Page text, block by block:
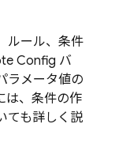
ルール、条件
Config バ
ラメータ値の
は、条件の作
ても詳しく説